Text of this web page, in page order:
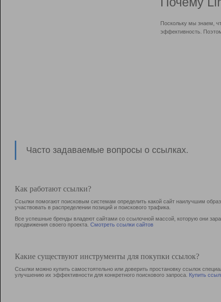
Поскольку мы знаем,
эффективность.
Часто задаваемые вопросы о ссылках.
Как работают ссылки?
Ссылки помогают поисковым системам определить какой сайт наилучшим
участвовать в раcпределении позиций и поискового трафика.
Все успешные бренды владеют сайтами со ссылочной массой, которую они
продвижения своего проекта. Смотреть ссылки сайтов
Какие существуют инструменты для покупки ссылок?
Ссылки можно купить самостоятельно или доверить простановку ссылок
улучшению их эффективности для конкретного поискового запроса. Купить